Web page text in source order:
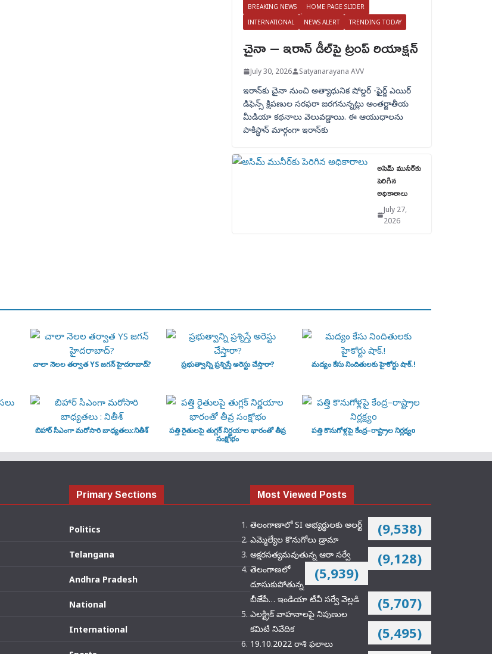
BREAKING NEWS
HOME PAGE SLIDER
INTERNATIONAL
NEWS ALERT TRENDING TODAY
చైనా – ఇరాన్ డీల్‌పై ట్రంప్ రియాక్షన్
July 30, 2026 Satyanarayana AVV
ఇరాన్‌కు చైనా నుంచి అత్యాధునిక షోల్డర్‌ -ఫైర్డ్ ఎయిర్
డిఫెన్స్ క్షిపణుల సరఫరా జరగనున్నట్లు అంతర్జాతీయ
మీడియా కథనాలు వెలువడ్డాయి. ఈ ఆయుధాలను
పాకిస్థాన్‌ మార్గంగా ఇరాన్‌కు
అసిమ్ మునీర్‌కు
పెరిగిన
అధికారాలు
July 27,
2026
చాలా నెలల తర్వాత YS జగన్ హైదరాబాద్?
ప్రభుత్వాన్ని ప్రశ్నిస్తే అరెస్టు చేస్తారా? మద్యం కేసు నిందితులకు హైకోర్టు షాక్.!
బిహార్ సీఎంగా మరోసారి బాధ్యతలు:నితీశ్
పత్తి రైతులపై తుగ్లక్‌ నిర్ణయాల భారంతో తీవ్ర
సంక్షోభం
పత్తి కొనుగోళ్లపై కేంద్ర–రాష్ట్రాల నిర్లక్ష్యo
Primary Sections
Politics
Telangana
Andhra Pradesh
National
International
Most Viewed Posts
తెలంగాణాలో SI అభ్యర్థులకు అలర్ట్ (9,538)
ఎమ్మెల్యేల కొనుగోలు డ్రామా
(9,128)
అక్షరసత్యమవుతున్న ఆరా సర్వే
(5,939)
తెలంగాణలో
దూసుకుపోతున్న
బీజేపీ… ఇండియా టీవీ సర్వే వెల్లడి
(5,707)
ఎలక్ట్రిక్‌ వాహనాలపై నిపుణుల
కమిటీ నివేదిక
(5,495)
19.10.2022 రాశి ఫలాలు